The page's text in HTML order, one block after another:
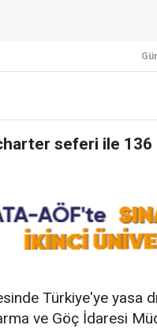
seferi ile
Türkiye'ye yasa
ve Göç İdaresi